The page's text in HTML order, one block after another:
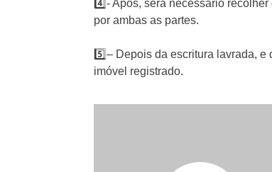
4️⃣- Após, será necessário
por ambas as partes.⁣
5️⃣– Depois da escritura lavrada,
imóvel registrado.